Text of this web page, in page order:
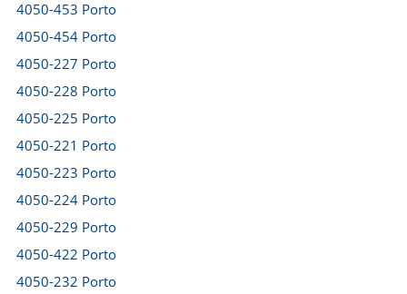
4050-453 Porto
4050-454 Porto
4050-227 Porto
4050-228 Porto
4050-225 Porto
4050-221 Porto
4050-223 Porto
4050-224 Porto
4050-229 Porto
4050-422 Porto
4050-232 Porto